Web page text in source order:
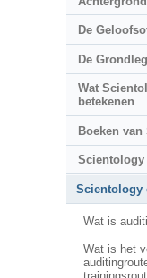
De
De
Wat
betekenen
Boeken
Scientology
Scientology
Wat is
Wat is het